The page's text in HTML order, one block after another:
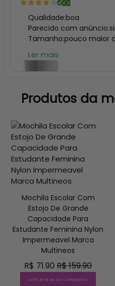
Qualidade:boa
Parecido com
Ler mais
R Ricardo Gonçalves
Qualidade:Boa
Tamanho:Bom
Parecido com
Produtos da
Mochila Escolar Com
Estojo De Grande
Capacidade Para
Estudante Feminina Nylon
Impermeavel Marca
Multineos
R$ 71.90 R$ 159.90
ADICIONAR AO CARRINHO